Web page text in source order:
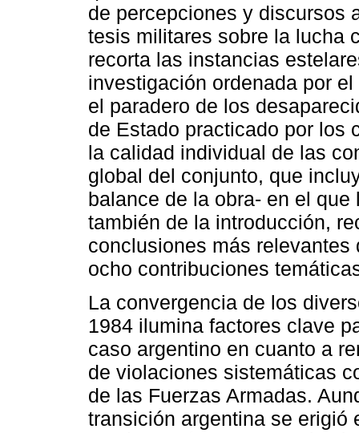
de percepciones y discursos
tesis militares sobre la lucha
recorta las instancias
investigación ordenada por
el paradero de los
de Estado practicado por los
la calidad individual de las
global del conjunto, que
balance de la obra- en el
también de la introducción,
conclusiones más
ocho contribuciones
La convergencia de los
1984 ilumina factores clave
caso argentino en cuanto a
de violaciones sistemáticas
de las Fuerzas Armadas.
transición argentina se erigió